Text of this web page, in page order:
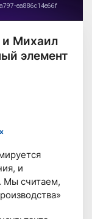
и Михаил
элемент
и
Мы считаем,